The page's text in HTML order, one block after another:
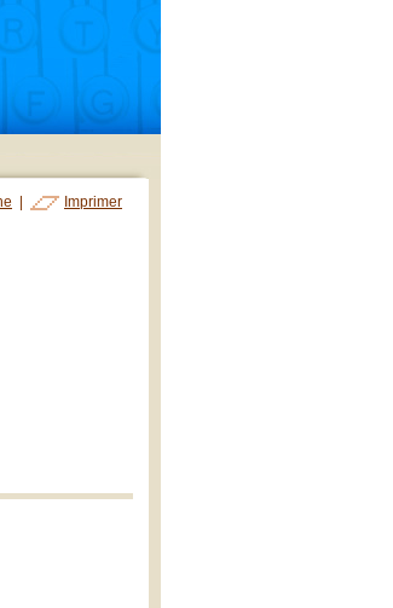
Imprimer